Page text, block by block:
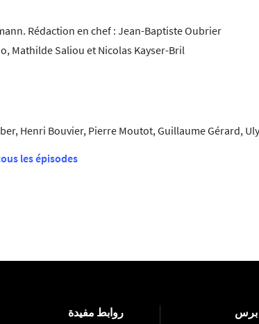
Rédaction en chef : Jean-Baptiste Oubrier
Mathilde Saliou et Nicolas Kayser-Bril
Henri Bouvier, Pierre Moutot, Guillaume Gérard,
les épisodes
برس روابط مفيدة